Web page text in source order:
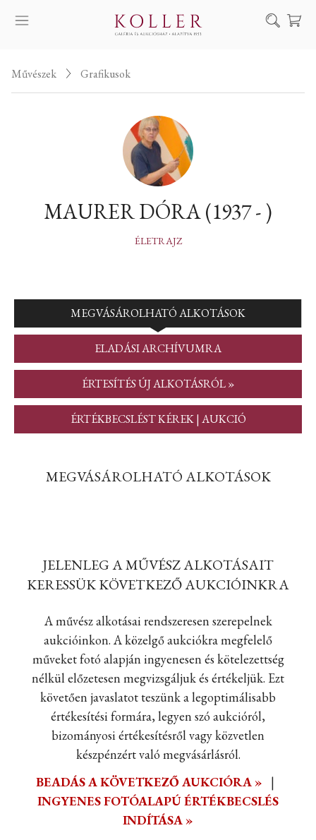
SZOLGÁLTATÁSAINK
ALKOTÁSOK
AUKCIÓ
KIÁLLÍTÁSAINK
HÍREINK
RÓLUNK
Keresés
Művészek Grafikusok
MAURER DÓRA (1937 - )
ÉLETRAJZ
MEGVÁSÁROLHATÓ ALKOTÁSOK
ELADÁSI ARCHÍVUMRA
ÉRTESÍTÉS ÚJ ALKOTÁSRÓL »
ÉRTÉKBECSLÉST KÉREK | AUKCIÓ
MEGVÁSÁROLHATÓ ALKOTÁSOK
JELENLEG A MŰVÉSZ ALKOTÁSAIT
KERESSÜK KÖVETKEZŐ AUKCIÓINKRA
A művész alkotásai rendszeresen szerepelnek
aukcióinkon. A közelgő aukciókra megfelelő
műveket fotó alapján ingyenesen és kötelezettség
nélkül előzetesen megvizsgáljuk és értékeljük. Ezt
követően javaslatot teszünk a legoptimálisabb
értékesítési formára, legyen szó aukcióról,
bizományosi értékesítésről vagy közvetlen
készpénzért való megvásárlásról.
BEADÁS A KÖVETKEZŐ AUKCIÓRA »
|
INGYENES FOTÓALAPÚ ÉRTÉKBECSLÉS
INDÍTÁSA »